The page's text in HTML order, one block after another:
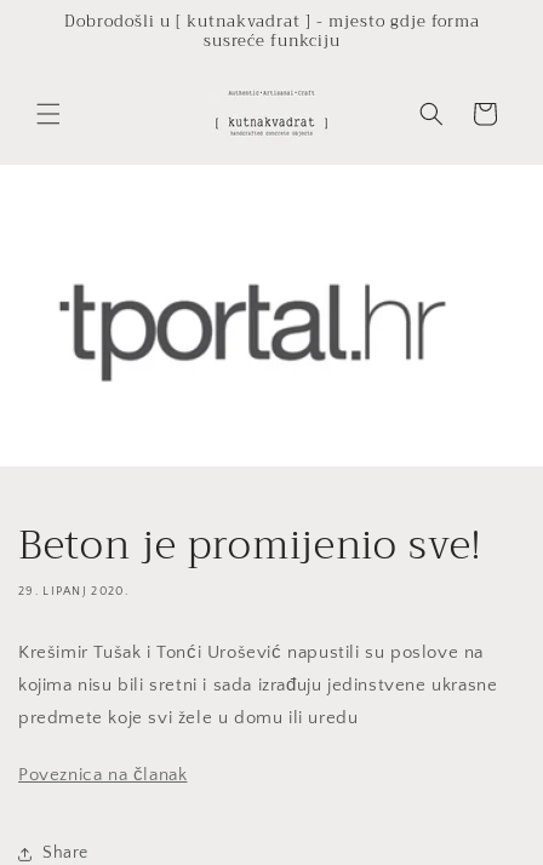
Dobrodošli u [ kutnakvadrat ] - mjesto gdje forma
susreće funkciju
Košarica
Beton je promijenio sve!
29. LIPANJ 2020.
Krešimir Tušak i Tonći Urošević napustili su poslove na
kojima nisu bili sretni i sada izrađuju jedinstvene ukrasne
predmete koje svi žele u domu ili uredu
Poveznica na članak
Share